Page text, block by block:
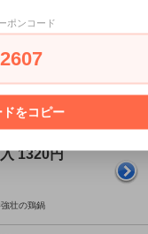
1320円
壮の鶏鍋
ポンコード
2607
ドをコピー